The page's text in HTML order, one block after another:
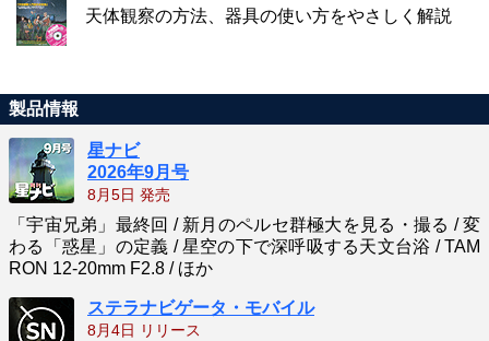
天体観察の方法、器具の使い方をやさしく解説
製品情報
星ナビ
2026年9月号
8月5日 発売
「宇宙兄弟」最終回 / 新月のペルセ群極大を見る・撮る / 変
わる「惑星」の定義 / 星空の下で深呼吸する天文台浴 / TAM
RON 12-20mm F2.8 / ほか
ステラナビゲータ・モバイル
8月4日 リリース